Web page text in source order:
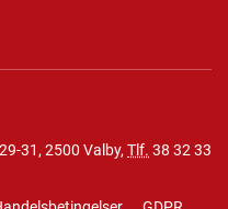
31, 2500 Valby, Tlf. 38 32 33